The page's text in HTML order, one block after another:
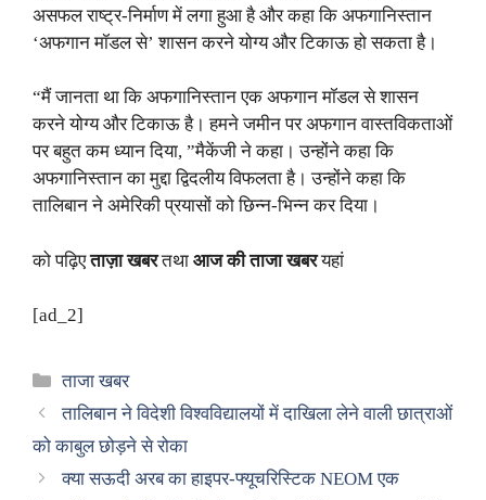
असफल राष्ट्र-निर्माण में लगा हुआ है और कहा कि अफगानिस्तान
‘अफगान मॉडल से’ शासन करने योग्य और टिकाऊ हो सकता है।
“मैं जानता था कि अफगानिस्तान एक अफगान मॉडल से शासन
करने योग्य और टिकाऊ है। हमने जमीन पर अफगान वास्तविकताओं
पर बहुत कम ध्यान दिया, ”मैकेंजी ने कहा। उन्होंने कहा कि
अफगानिस्तान का मुद्दा द्विदलीय विफलता है। उन्होंने कहा कि
तालिबान ने अमेरिकी प्रयासों को छिन्न-भिन्न कर दिया।
को पढ़िएताज़ा खबरतथा आज की ताजा खबरयहां
[ad_2]
Categories
ताजा खबर
तालिबान ने विदेशी विश्वविद्यालयों में दाखिला लेने वाली छात्राओं
को काबुल छोड़ने से रोका
क्या सऊदी अरब का हाइपर-फ्यूचरिस्टिक NEOM एक